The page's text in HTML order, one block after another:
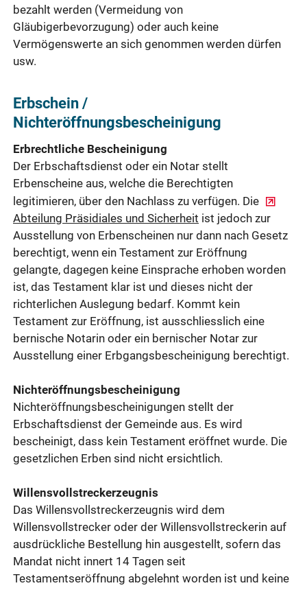
bezahlt werden (Vermeidung von
Gläubigerbevorzugung) oder auch keine
Vermögenswerte an sich genommen werden dürfen
usw.
Erbschein /
Nichteröffnungsbescheinigung
Erbrechtliche Bescheinigung
Der Erbschaftsdienst oder ein Notar stellt
Erbenscheine aus, welche die Berechtigten
legitimieren, über den Nachlass zu verfügen. Die
Abteilung Präsidiales und Sicherheit ist jedoch zur
Ausstellung von Erbenscheinen nur dann nach Gesetz
berechtigt, wenn ein Testament zur Eröffnung
gelangte, dagegen keine Einsprache erhoben worden
ist, das Testament klar ist und dieses nicht der
richterlichen Auslegung bedarf. Kommt kein
Testament zur Eröffnung, ist ausschliesslich eine
bernische Notarin oder ein bernischer Notar zur
Ausstellung einer Erbgangsbescheinigung berechtigt.
Nichteröffnungsbescheinigung
Nichteröffnungsbescheinigungen stellt der
Erbschaftsdienst der Gemeinde aus. Es wird
bescheinigt, dass kein Testament eröffnet wurde. Die
gesetzlichen Erben sind nicht ersichtlich.
Willensvollstreckerzeugnis
Das Willensvollstreckerzeugnis wird dem
Willensvollstrecker oder der Willensvollstreckerin auf
ausdrückliche Bestellung hin ausgestellt, sofern das
Mandat nicht innert 14 Tagen seit
Testamentseröffnung abgelehnt worden ist und keine